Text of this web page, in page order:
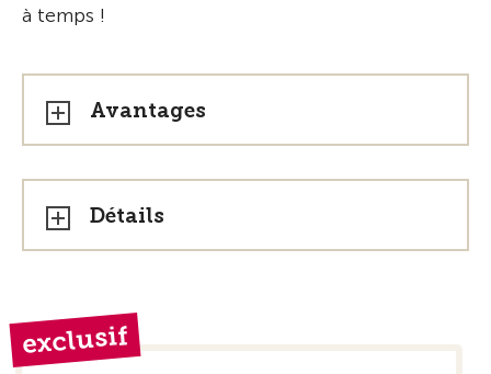
à temps !
Avantages
Détails
exclusif